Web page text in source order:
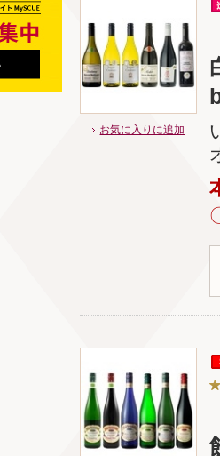
お気に入りに追加